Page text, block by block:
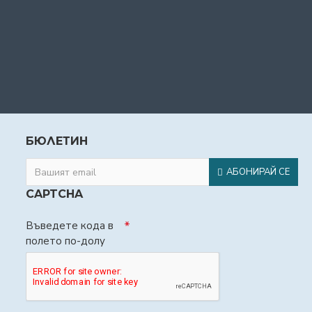
БЮЛЕТИН
АБОНИРАЙ СЕ
CAPTCHA
Въведете кода в
полето по-долу